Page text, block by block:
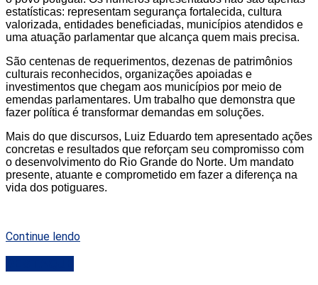
estatísticas: representam segurança fortalecida, cultura
valorizada, entidades beneficiadas, municípios atendidos e
uma atuação parlamentar que alcança quem mais precisa.
São centenas de requerimentos, dezenas de patrimônios
culturais reconhecidos, organizações apoiadas e
investimentos que chegam aos municípios por meio de
emendas parlamentares. Um trabalho que demonstra que
fazer política é transformar demandas em soluções.
Mais do que discursos, Luiz Eduardo tem apresentado ações
concretas e resultados que reforçam seu compromisso com
o desenvolvimento do Rio Grande do Norte. Um mandato
presente, atuante e comprometido em fazer a diferença na
vida dos potiguares.
Continue lendo